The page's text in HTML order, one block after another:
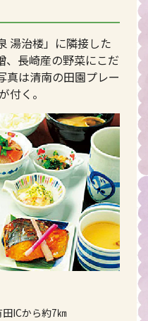
湯治楼」に隣接した
、長崎産の野菜にこだ
真は清南の田園プレー
付く。
ICから約7㎞